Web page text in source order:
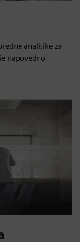
analitike za
napovedno